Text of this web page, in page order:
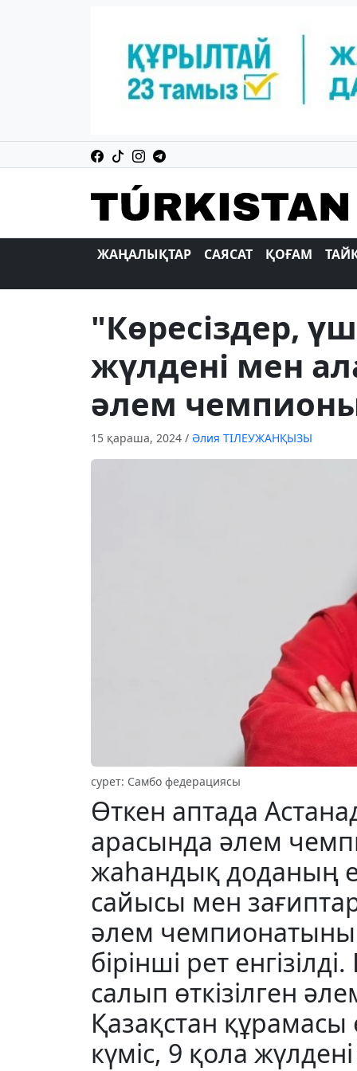
ЖАҢАЛЫҚТАР САЯСАТ ҚОҒАМ
"Көресіздер,
жүлдені мен
әлем
15 қараша, 2024 / Әлия ТІЛЕУЖАНҚЫЗЫ
сурет: Самбо федерациясы
Өткен аптада
арасында әлем
жаһандық доданың
сайысы мен
әлем
бірінші рет
салып өткізілген
Қазақстан
күміс, 9 қола